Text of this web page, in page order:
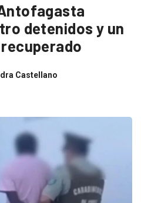
detenidos y un
Castellano